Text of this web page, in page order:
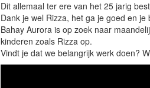
Dit allemaal ter ere van het 25 jarig
Dank je wel Rizza, het ga je goed en je
Bahay Aurora is op zoek naar
kinderen zoals Rizza op.
Vindt je dat we belangrijk werk doen?